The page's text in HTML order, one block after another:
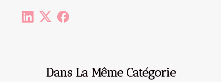
Dans La Même Catégorie